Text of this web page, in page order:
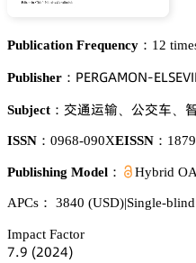
Publication Frequency： 12
Publisher： 鵝乊葤佥嵻胦鵣沟-乊欄偌乊妯
Subject： 母㸰䏒㓸、 赤母烚、
ISSN： 0968-090XEISSN：
Publishing Model： Hybrid
APCs： 3840 (USD)|Single-
Impact Factor
篫.䟕 (缗蔡缗鋺)